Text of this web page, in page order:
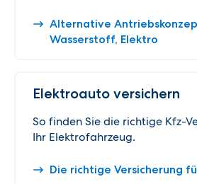
Alternative
Wasserstoff, Elektro
Elektroauto versichern
So finden Sie die richtige Kfz-
Ihr Elektrofahrzeug.
Die richtige Versicherung